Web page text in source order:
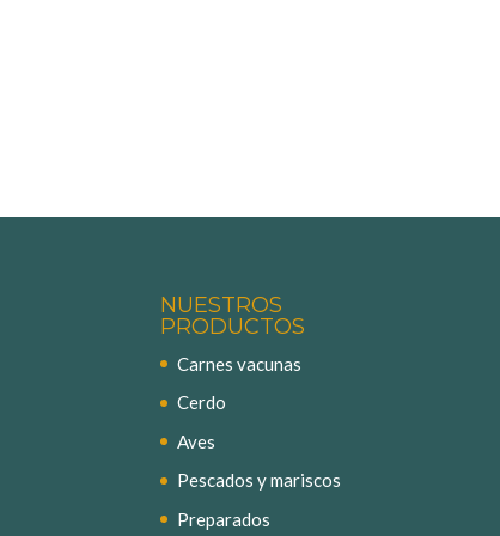
NUESTROS
PRODUCTOS
Carnes vacunas
Cerdo
Aves
Pescados y mariscos
Preparados